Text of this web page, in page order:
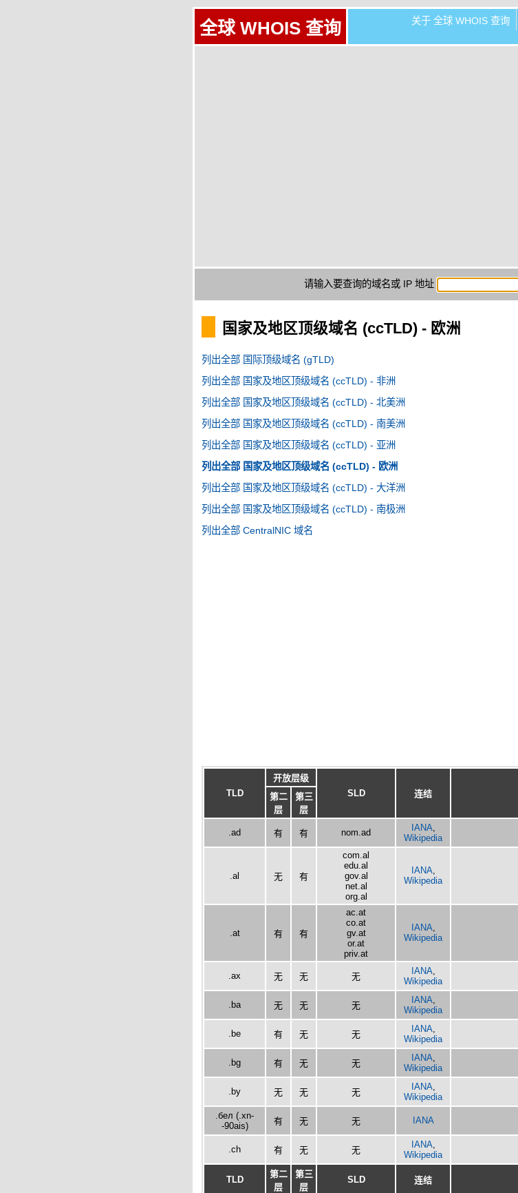
全球 WHOIS 查询 关于 全球 WHOIS 查询
请输入要查询的域名或 IP 地址
国家及地区顶级域名 (ccTLD) - 欧洲
列出全部 国际顶级域名 (gTLD)
列出全部 国家及地区顶级域名 (ccTLD) - 非洲
列出全部 国家及地区顶级域名 (ccTLD) - 北美洲
列出全部 国家及地区顶级域名 (ccTLD) - 南美洲
列出全部 国家及地区顶级域名 (ccTLD) - 亚洲
列出全部 国家及地区顶级域名 (ccTLD) - 欧洲
列出全部 国家及地区顶级域名 (ccTLD) - 大洋洲
列出全部 国家及地区顶级域名 (ccTLD) - 南极洲
列出全部 CentralNIC 域名
TLD
开放层级
SLD
连结
第二
层
第三
层
.ad 有 有 nom.ad IANA
Wikipedia
.al 无 有
com.al
edu.al
gov.al
net.al
org.al
IANA,
Wikipedia
.at 有 有
ac.at
co.at
gv.at
or.at
priv.at
IANA
Wikipedia
.ax 无 无 无
IANA,
Wikipedia
.ba 无 无 无
IANA
Wikipedia
.be 有 无 无
IANA,
Wikipedia
.bg 有 无 无
IANA
Wikipedia
.by 无 无 无
IANA,
Wikipedia
.бел (.xn-
-90ais)
有 无 无 IANA
.ch 有 无 无
IANA,
Wikipedia
TLD
第二
层
第三
层
SLD 连结